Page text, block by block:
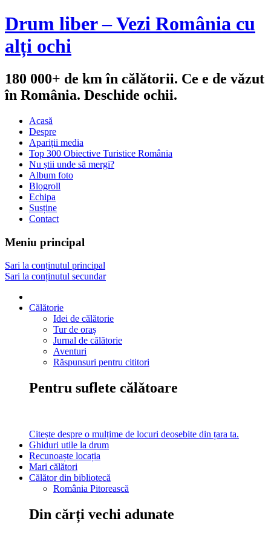
Drum liber – Vezi România cu
alți ochi
180 000+ de km în călătorii. Ce e de văzut
în România. Deschide ochii.
Acasă
Despre
Apariții media
Top 300 Obiective Turistice România
Nu știi unde să mergi?
Album foto
Blogroll
Echipa
Susține
Contact
Meniu principal
Sari la conținutul principal
Sari la conținutul secundar
Călătorie
Idei de călătorie
Tur de oraș
Jurnal de călătorie
Aventuri
Răspunsuri pentru cititori
Pentru suflete călătoare
Citește despre o mulțime de locuri deosebite din țara ta.
Ghiduri utile la drum
Recunoaște locația
Mari călători
Călător din bibliotecă
România Pitorească
Din cărți vechi adunate